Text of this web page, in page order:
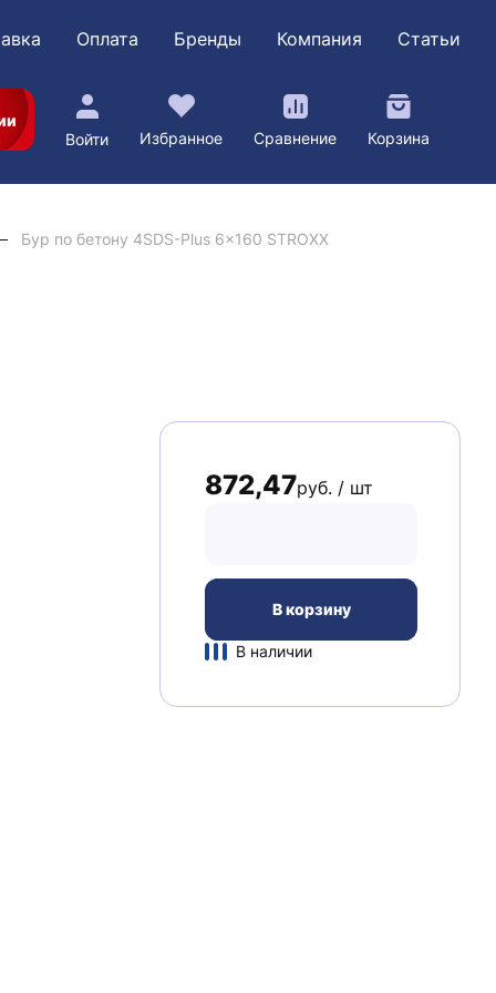
Оплата Бренды Компания Статьи
Войти
Избранное Сравнение Корзина
Бур по бетону 4SDS-Plus 6x160 STROXX
872,47руб. / шт
В корзину
В наличии